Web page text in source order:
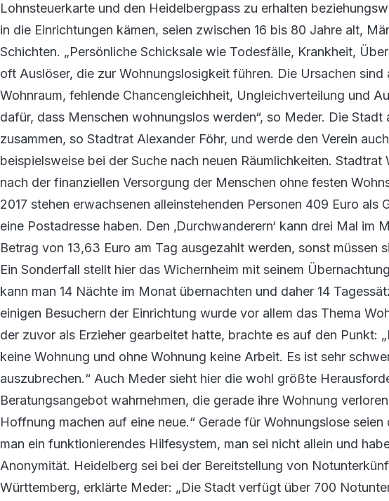
Lohnsteuerkarte und den Heidelbergpass zu erhalten
in die Einrichtungen kämen, seien zwischen 16 bis 80 Jahre alt,
Schichten. „Persönliche Schicksale wie Todesfälle, Krankheit,
oft Auslöser, die zur Wohnungslosigkeit führen. Die Ursachen
Wohnraum, fehlende Chancengleichheit, Ungleichverteilung und
dafür, dass Menschen wohnungslos werden“, so Meder. Die
zusammen, so Stadtrat Alexander Föhr, und werde den Verein
beispielsweise bei der Suche nach neuen Räumlichkeiten.
nach der finanziellen Versorgung der Menschen ohne festen
2017 stehen erwachsenen alleinstehenden Personen 409 Euro als
eine Postadresse haben. Den ‚Durchwanderern‘ kann drei Mal im
Betrag von 13,63 Euro am Tag ausgezahlt werden, sonst müssen
Ein Sonderfall stellt hier das Wichernheim mit seinem
kann man 14 Nächte im Monat übernachten und daher 14
einigen Besuchern der Einrichtung wurde vor allem das Thema
der zuvor als Erzieher gearbeitet hatte, brachte es auf den Punkt:
keine Wohnung und ohne Wohnung keine Arbeit. Es ist sehr
auszubrechen.“ Auch Meder sieht hier die wohl größte
Beratungsangebot wahrnehmen, die gerade ihre Wohnung
Hoffnung machen auf eine neue.“ Gerade für Wohnungslose
man ein funktionierendes Hilfesystem, man sei nicht allein und
Anonymität. Heidelberg sei bei der Bereitstellung von
Württemberg, erklärte Meder: „Die Stadt verfügt über 700